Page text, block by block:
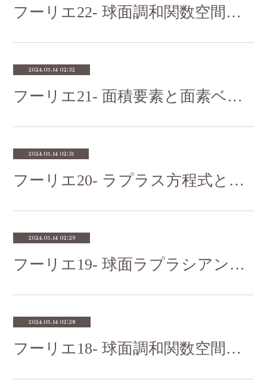
フーリエ22- 球面調和関数空間の次元を求めてみよう
2024.05.14 02:32
フーリエ21- 面積要素と面素ベクトルに関する補足
2024.05.14 02:31
フーリエ20- ラプラス方程式とヘルムホルツ方程式の動径成分を解いてみよう
2024.05.14 02:29
フーリエ19- 球面ラプラシアンの固有方程式に挑戦してみよう
2024.05.14 02:28
フーリエ18- 球面調和関数空間の直和空間について